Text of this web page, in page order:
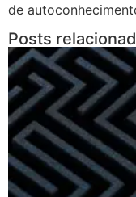
de
Posts